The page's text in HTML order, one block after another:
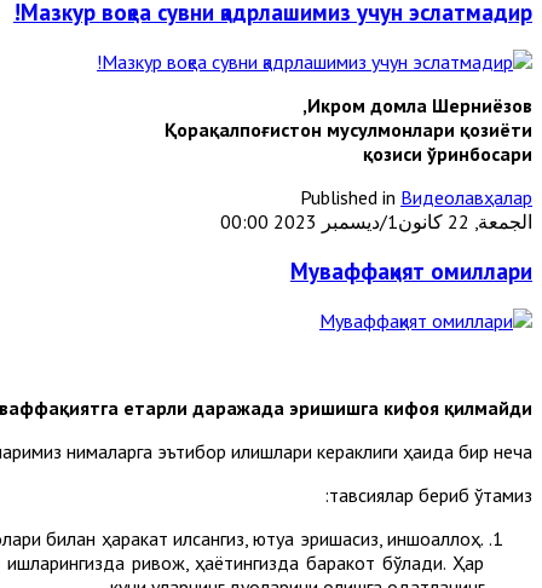
Мазкур воқеа сувни қадрлашимиз учун эслатмадир!
Икром домла Шерниёзов,
Қорақалпоғистон мусулмонлари қозиёти
қозиси ўринбосари
Published in Видеолавҳалар
الجمعة, 22 كانون1/ديسمبر 2023 00:00
Муваффақият омиллари
етарли даражада эришишга кифоя қилмайди.
нималарга эътибор қилишлари кераклиги ҳақида бир неча
тавсиялар бериб ўтамиз:
билан ҳаракат қилсангиз, ютуққа эришасиз, иншоаллоҳ.
ривож, ҳаётингизда баракот бўлади. Ҳар